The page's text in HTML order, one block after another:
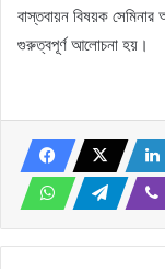
বাস্তবায়ন বিষয়ক
গুরুত্বপূর্ণ আলোচনা হয়।